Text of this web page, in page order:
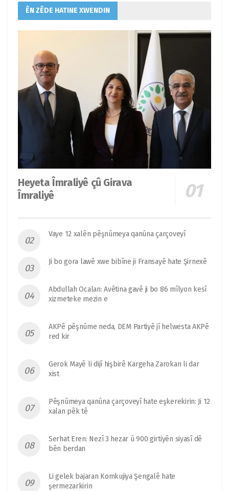
ÊN ZÊDE HATINE XWENDIN
Heyeta Îmraliyê çû Girava
Îmraliyê
Vaye 12 xalên pêşnûmeya qanûna çarçoveyî
Ji bo gora lawê xwe bibîne ji Fransayê hate Şirnexê
Abdullah Ocalan: Avêtina gavê ji bo 86 mîlyon kesî
xizmeteke mezin e
AKPê pêşnûme neda, DEM Partiyê jî helwesta AKPê
red kir
Gerok Mayê li dijî hişbirê Kargeha Zarokan li dar
xist
Pêşnûmeya qanûna çarçoveyî hate eşkerekirin: Ji 12
xalan pêk tê
Serhat Eren: Nezî 3 hezar û 900 girtiyên siyasî dê
bên berdan
Li gelek bajaran Komkujiya Şengalê hate
şermezarkirin